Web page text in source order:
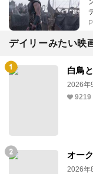
デイリーみたい映
白鳥
2026年
9219
オー
2026年